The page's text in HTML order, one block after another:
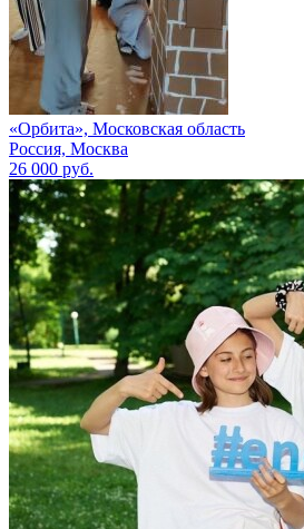
«Орбита», Московская область
Россия, Москва
26 000 руб.